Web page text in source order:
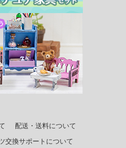
配送・送料について
交換サポートについて